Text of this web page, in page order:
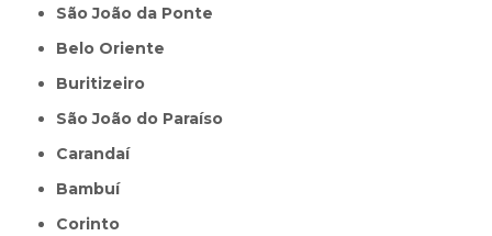
São João da Ponte
Belo Oriente
Buritizeiro
São João do Paraíso
Carandaí
Bambuí
Corinto